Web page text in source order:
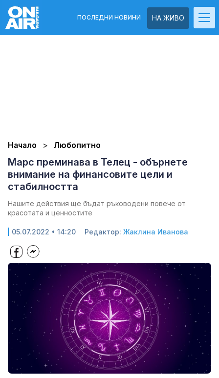
НА ЖИВО
ПОСЛЕДНИ НОВИНИ
Начало Любопитно
Марс преминава в Телец - обърнете
внимание на финансовите цели и
стабилността
Нашите действия ще бъдат ръководени повече от
красотата и ценностите
05.07.2022 • 14:20 Редактор: Жаклина Иванова